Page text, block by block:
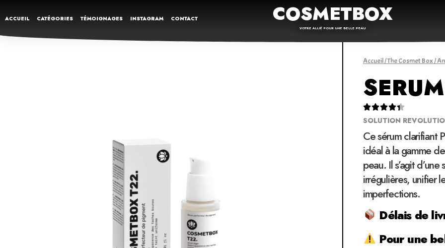
ACCUEIL CATÉGORIES TÉMOIGNAGES INSTAGRAM CONTACT COSMETBOX
VOTRE ALLIÉ POUR UNE BELLE PEAU
Accueil/The Cosmet Box/

SOLUTION
Ce sérum clarifiant
idéal à la gamme
peau. Il s’agit
irrégulières, unifier
imperfections.
Délais de
Pour une